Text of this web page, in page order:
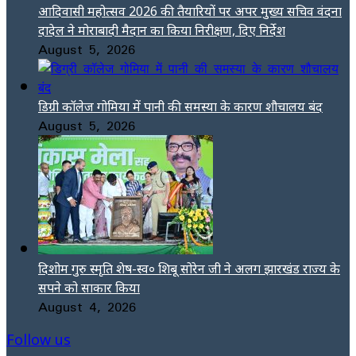
आदिवासी महोत्सव 2026 की तैयारियों पर अपर मुख्य सचिव वंदना
दादेल ने मोराबादी मैदान का किया निरीक्षण, दिए निर्देश
August 5, 2026
डिग्री कॉलेज गोमिया में पानी की समस्या के कारण शौचालय बंद
August 5, 2026
दिशोम गुरु स्मृति शेष-स्व० शिबू सोरेन जी ने अलग झारखंड राज्य के
सपने को साकार किया
August 4, 2026
Follow us